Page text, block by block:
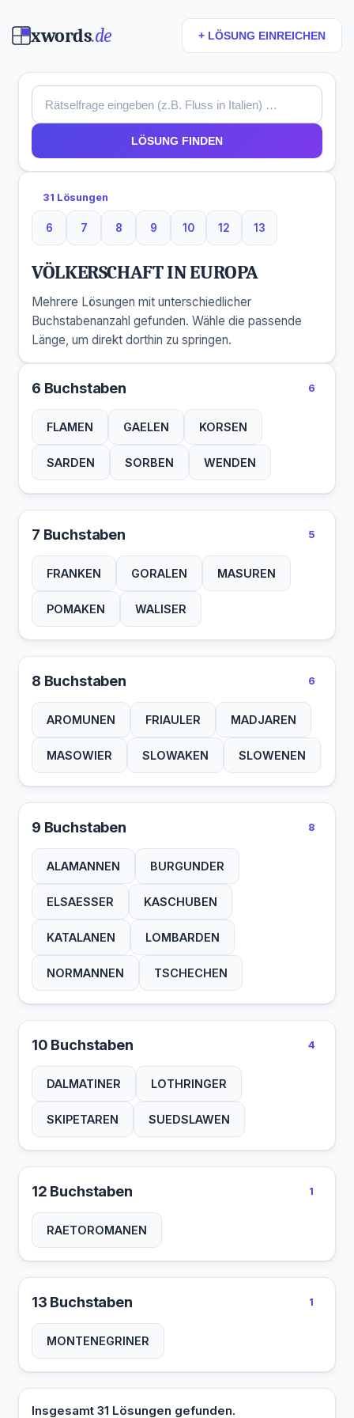
xwords.de + LÖSUNG EINREICHEN
LÖSUNG FINDEN
31 Lösungen
6
6 Buchstaben
7
7 Buchstaben
8
8 Buchstaben
9
9 Buchstaben
10
10 Buchstaben
12
12 Buchstaben
13
13 Buchstaben
VÖLKERSCHAFT IN EUROPA
Mehrere Lösungen mit unterschiedlicher
Buchstabenanzahl gefunden. Wähle die passende
Länge, um direkt dorthin zu springen.
6 Buchstaben 6
FLAMEN GAELEN KORSEN
SARDEN SORBEN WENDEN
7 Buchstaben 5
FRANKEN GORALEN MASUREN
POMAKEN WALISER
8 Buchstaben 6
AROMUNEN FRIAULER MADJAREN
MASOWIER SLOWAKEN SLOWENEN
9 Buchstaben 8
ALAMANNEN BURGUNDER
ELSAESSER KASCHUBEN
KATALANEN LOMBARDEN
NORMANNEN TSCHECHEN
10 Buchstaben 4
DALMATINER LOTHRINGER
SKIPETAREN SUEDSLAWEN
12 Buchstaben 1
RAETOROMANEN
13 Buchstaben 1
MONTENEGRINER
Insgesamt 31 Lösungen gefunden.